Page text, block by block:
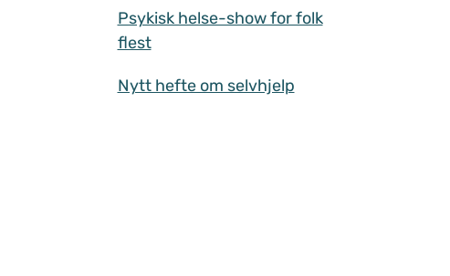
Psykisk helse-show for folk
flest
Nytt hefte om selvhjelp